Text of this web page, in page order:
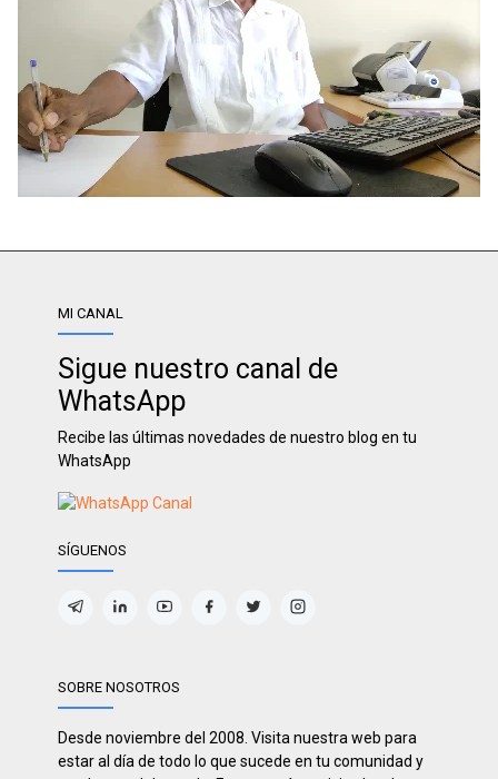
MI CANAL
Sigue nuestro canal de
WhatsApp
Recibe las últimas novedades de nuestro blog en tu
WhatsApp
SÍGUENOS
SOBRE NOSOTROS
Desde noviembre del 2008. Visita nuestra web para
estar al día de todo lo que sucede en tu comunidad y